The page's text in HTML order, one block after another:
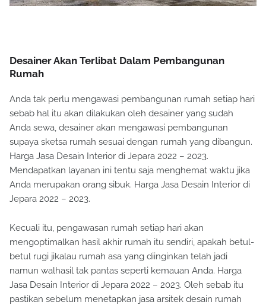
Desainer Akan Terlibat Dalam Pembangunan
Rumah
Anda tak perlu mengawasi pembangunan rumah setiap hari
sebab hal itu akan dilakukan oleh desainer yang sudah
Anda sewa, desainer akan mengawasi pembangunan
supaya sketsa rumah sesuai dengan rumah yang dibangun.
Harga Jasa Desain Interior di Jepara 2022 – 2023.
Mendapatkan layanan ini tentu saja menghemat waktu jika
Anda merupakan orang sibuk. Harga Jasa Desain Interior di
Jepara 2022 – 2023.
Kecuali itu, pengawasan rumah setiap hari akan
mengoptimalkan hasil akhir rumah itu sendiri, apakah betul-
betul rugi jikalau rumah asa yang diinginkan telah jadi
namun walhasil tak pantas seperti kemauan Anda. Harga
Jasa Desain Interior di Jepara 2022 – 2023. Oleh sebab itu
pastikan sebelum menetapkan jasa arsitek desain rumah